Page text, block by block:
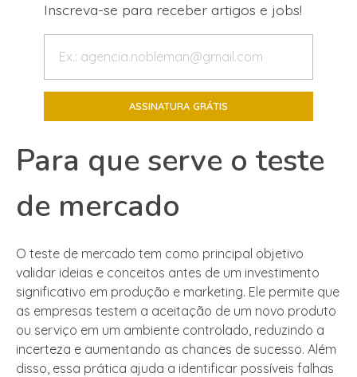
Inscreva-se para receber artigos e jobs!
Para que serve o teste
de mercado
O teste de mercado tem como principal objetivo
validar ideias e conceitos antes de um investimento
significativo em produção e marketing. Ele permite que
as empresas testem a aceitação de um novo produto
ou serviço em um ambiente controlado, reduzindo a
incerteza e aumentando as chances de sucesso. Além
disso, essa prática ajuda a identificar possíveis falhas